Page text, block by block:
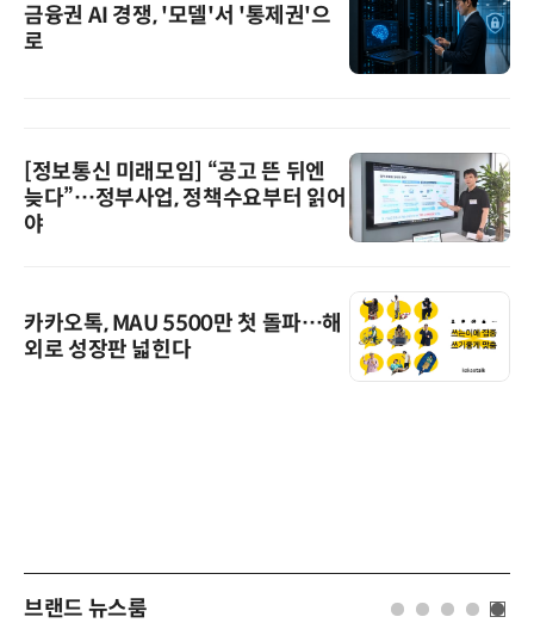
금융권 AI 경쟁, '모델'서 '통제권'으
로
[정보통신 미래모임] “공고 뜬 뒤엔
늦다”…정부사업, 정책수요부터 읽어
야
카카오톡, MAU 5500만 첫 돌파…해
외로 성장판 넓힌다
브랜드 뉴스룸